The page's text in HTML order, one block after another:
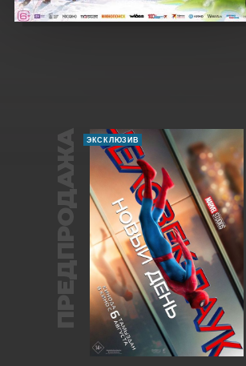
ПРЕДПРОДАЖА ЭКСКЛЮЗИВ